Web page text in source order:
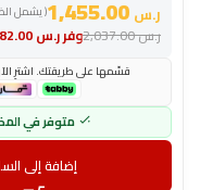
( يشمل
ر.س
وفرر.س ر.س2,037.00
قسّمها على طريقتك. اشترِ
متوفر في
إضافة إلى